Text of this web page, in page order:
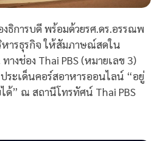
ธิการบดี พร้อมด้วยรศ.ดร.อรรณพ
ารธุรกิจ ให้สัมภาษณ์สดใน
างช่อง Thai PBS (หมายเลข 3)
ระเด็นคอร์สอาหารออนไลน์ “อยู่
ด้” ณ สถานีโทรทัศน์ Thai PBS